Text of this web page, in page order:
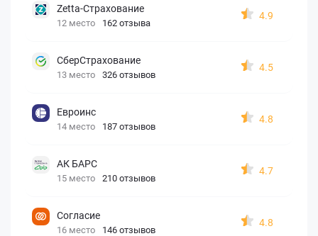
Zetta-Страхование
12 место 162 отзыва
4.9
СберСтрахование
13 место 326 отзывов
4.5
Евроинс
14 место 187 отзывов
4.8
АК БАРС
15 место 210 отзывов
4.7
Согласие
16 место 146 отзывов
4.8